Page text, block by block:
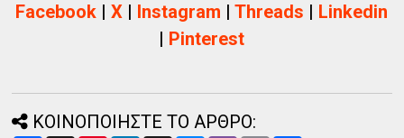
Facebook |X Instagram |Threads
Linkedin
Pinterest
ΚΟΙΝΟΠΟΙΗΣΤΕ ΤΟ ΑΡΘΡΟ: